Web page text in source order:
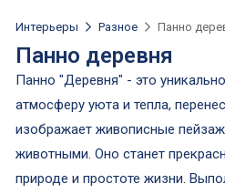
Интерьеры Разное Панно
Панно деревня
Панно "Деревня" - это
атмосферу уюта и тепла,
изображает живописные
животными. Оно станет
природе и простоте жизни.